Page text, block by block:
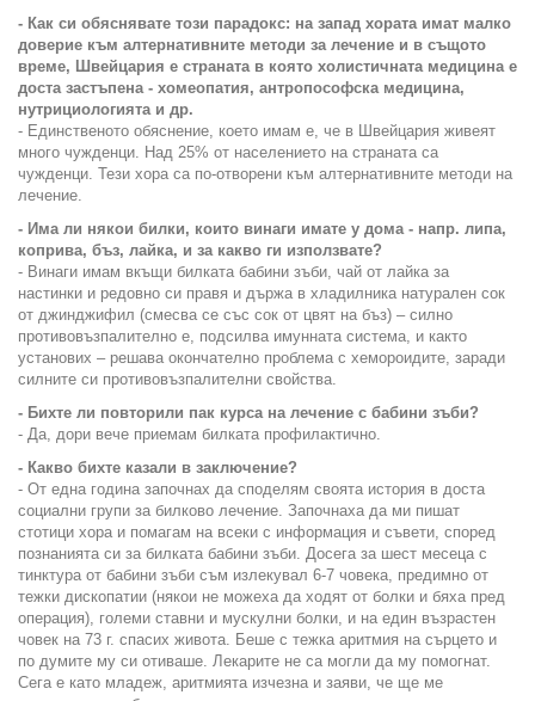
- Как си обяснявате този парадокс: на запад хората имат малко
доверие към алтернативните методи за лечение и в същото
време, Швейцария е страната в която холистичната медицина е
доста застъпена - хомеопатия, антропософска медицина,
нутрициологията и др.
- Единственото обяснение, което имам е, че в Швейцария живеят
много чужденци. Над 25% от населението на страната са
чужденци. Тези хора са по-отворени към алтернативните методи на
лечение.
- Има ли някои билки, които винаги имате у дома - напр. липа,
коприва, бъз, лайка, и за какво ги използвате?
- Винаги имам вкъщи билката бабини зъби, чай от лайка за
настинки и редовно си правя и държа в хладилника натурален сок
от джинджифил (смесва се със сок от цвят на бъз) – силно
противовъзпалително е, подсилва имунната система, и както
установих – решава окончателно проблема с хемороидите, заради
силните си противовъзпалителни свойства.
- Бихте ли повторили пак курса на лечение с бабини зъби?
- Да, дори вече приемам билката профилактично.
- Какво бихте казали в заключение?
- От една година започнах да споделям своята история в доста
социални групи за билково лечение. Започнаха да ми пишат
стотици хора и помагам на всеки с информация и съвети, според
познанията си за билката бабини зъби. Досега за шест месеца с
тинктура от бабини зъби съм излекувал 6-7 човека, предимно от
тежки дископатии (някои не можеха да ходят от болки и бяха пред
операция), големи ставни и мускулни болки, и на един възрастен
човек на 73 г. спасих живота. Беше с тежка аритмия на сърцето и
по думите му си отиваше. Лекарите не са могли да му помогнат.
Сега е като младеж, аритмията изчезна и заяви, че ще ме